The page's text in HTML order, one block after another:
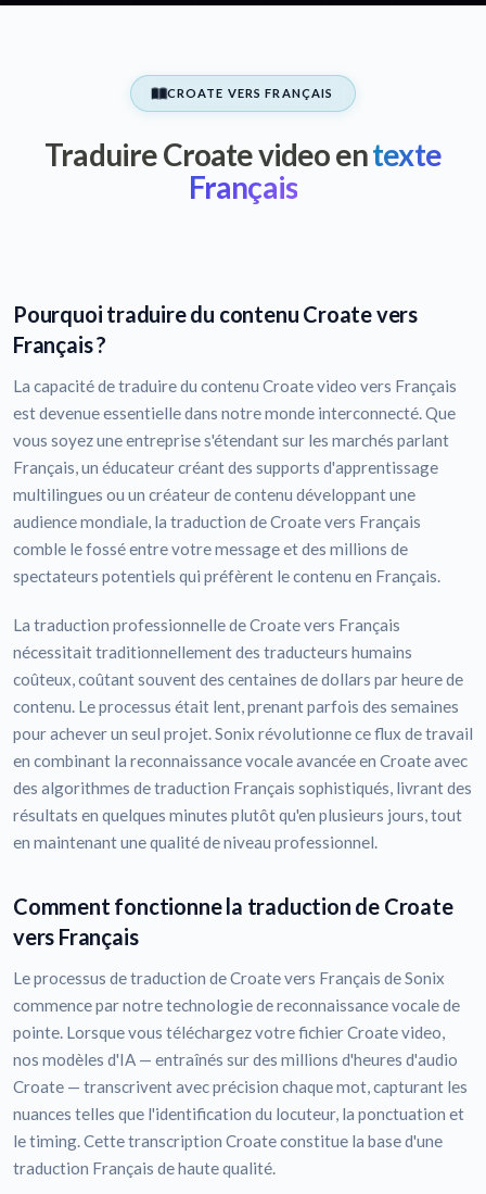
CROATE VERS FRANÇAIS
Traduire Croate video entexte
Français
Pourquoi traduire du contenu Croate vers
Français ?
La capacité de traduire du contenu Croate video vers Français
est devenue essentielle dans notre monde interconnecté. Que
vous soyez une entreprise s'étendant sur les marchés parlant
Français, un éducateur créant des supports d'apprentissage
multilingues ou un créateur de contenu développant une
audience mondiale, la traduction de Croate vers Français
comble le fossé entre votre message et des millions de
spectateurs potentiels qui préfèrent le contenu en Français.
La traduction professionnelle de Croate vers Français
nécessitait traditionnellement des traducteurs humains
coûteux, coûtant souvent des centaines de dollars par heure de
contenu. Le processus était lent, prenant parfois des semaines
pour achever un seul projet. Sonix révolutionne ce flux de travail
en combinant la reconnaissance vocale avancée en Croate avec
des algorithmes de traduction Français sophistiqués, livrant des
résultats en quelques minutes plutôt qu'en plusieurs jours, tout
en maintenant une qualité de niveau professionnel.
Comment fonctionne la traduction de Croate
vers Français
Le processus de traduction de Croate vers Français de Sonix
commence par notre technologie de reconnaissance vocale de
pointe. Lorsque vous téléchargez votre fichier Croate video,
nos modèles d'IA — entraînés sur des millions d'heures d'audio
Croate — transcrivent avec précision chaque mot, capturant les
nuances telles que l'identification du locuteur, la ponctuation et
le timing. Cette transcription Croate constitue la base d'une
traduction Français de haute qualité.